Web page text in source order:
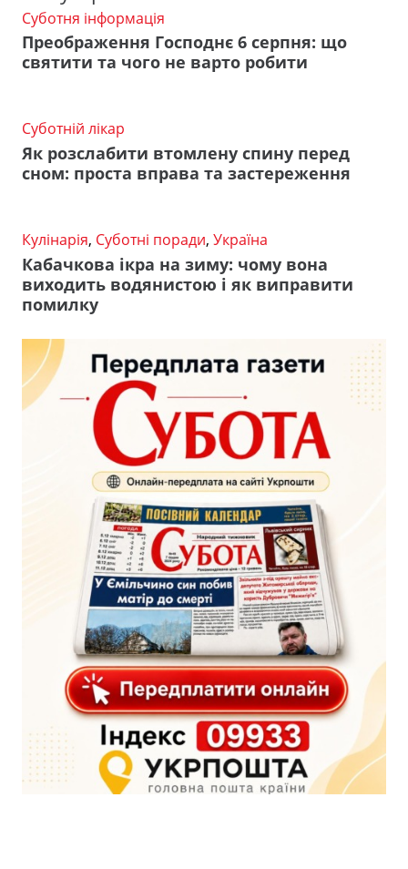
Суботня інформація
Преображення Господнє 6 серпня: що
святити та чого не варто робити
Суботній лікар
Як розслабити втомлену спину перед
сном: проста вправа та застереження
Кулінарія, Суботні поради, Україна
Кабачкова ікра на зиму: чому вона
виходить водянистою і як виправити
помилку